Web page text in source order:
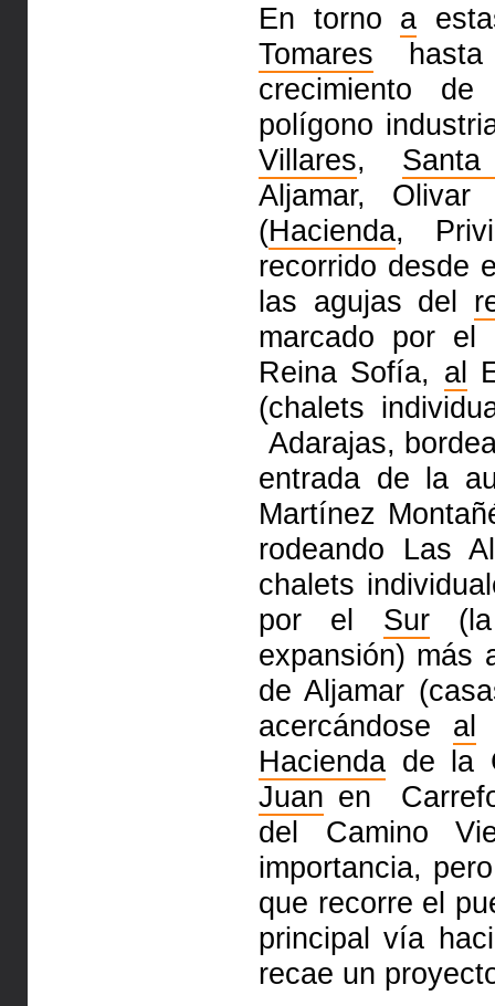
En torno a
Tomares
crecimiento
polígono
Villares,
Aljamar,
(Hacienda,
recorrido desde
las agujas del
marcado por el
Reina Sofía, al
(chalets
Adarajas,
entrada de la
Martínez
rodeando Las
chalets
por el Sur(la
expansión) más
de Aljamar
acercándose al
Hacienda de la
Juan en
del Camino
importancia,
que recorre el
principal vía
recae un